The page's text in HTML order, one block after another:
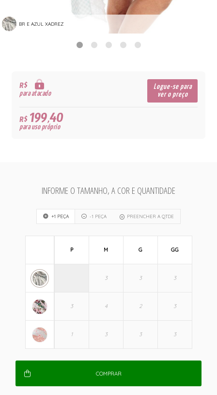
BR E AZUL XADREZ
R$
para atacado
Logue-se para
ver o preço
R$199,40
para uso próprio
INFORME O TAMANHO, A COR E QUANTIDADE
+1 PEÇA -1 PEÇA PREENCHER A QTDE
P M G GG
COMPRAR